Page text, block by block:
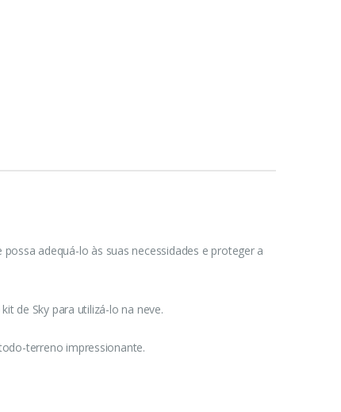
adequá-lo às suas necessidades e proteger a
de Sky para utilizá-lo na neve.
terreno impressionante.